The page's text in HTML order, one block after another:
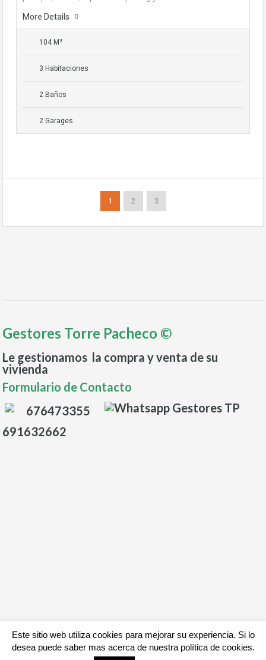
More Details
104 M²
3 Habitaciones
2 Baños
2 Garages
1 2 3
Gestores Torre Pacheco ©
Le gestionamos la compra y venta de su
vivienda
Formulario de Contacto
676473355
691632662
Este sitio web utiliza cookies para mejorar su experiencia. Si lo
desea puede saber mas acerca de nuestra política de cookies.